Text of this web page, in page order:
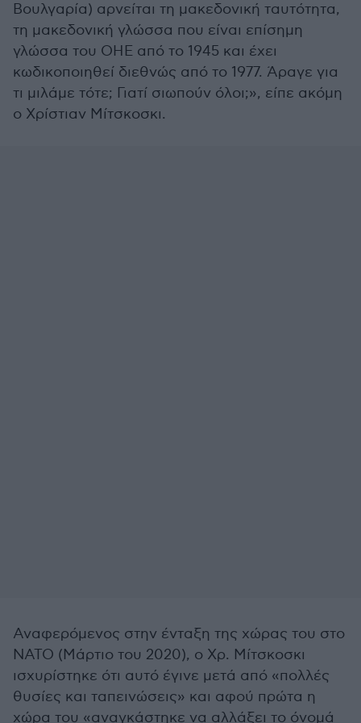
Βουλγαρία) αρνείται τη μακεδονική ταυτότητα,
τη μακεδονική γλώσσα που είναι επίσημη
γλώσσα του ΟΗΕ από το 1945 και έχει
κωδικοποιηθεί διεθνώς από το 1977. Άραγε για
τι μιλάμε τότε; Γιατί σιωπούν όλοι;», είπε ακόμη
ο Χρίστιαν Μίτσκοσκι.
Αναφερόμενος στην ένταξη της χώρας του στο
ΝΑΤΟ (Μάρτιο του 2020), ο Χρ. Μίτσκοσκι
ισχυρίστηκε ότι αυτό έγινε μετά από «πολλές
θυσίες και ταπεινώσεις» και αφού πρώτα η
χώρα του «αναγκάστηκε να αλλάξει το όνομά